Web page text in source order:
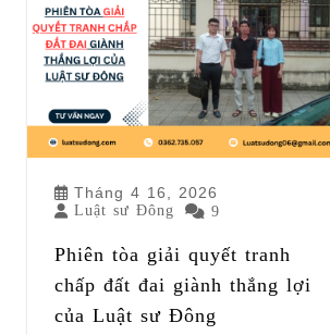
Tháng 4 16, 2026
Luật sư Đông 9
Phiên tòa giải quyết tranh
chấp đất đai giành thắng lợi
của Luật sư Đông